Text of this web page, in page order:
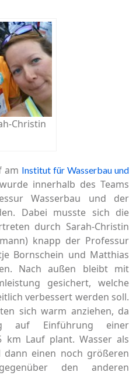
Christin
am Institut für Wasserbau und
wurde innerhalb des Teams
Wasserbau und der
Dabei musste sich die
durch Sarah-Christin
knapp der Professur
Bornschein und Matthias
Nach außen bleibt mit
gesichert, welche
verbessert werden soll.
sich warm anziehen, da
auf Einführung einer
km Lauf plant. Wasser als
einen noch größeren
den anderen